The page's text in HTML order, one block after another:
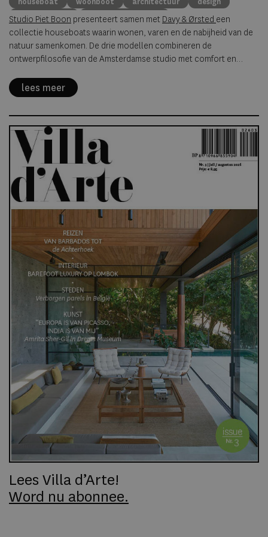
Davy & Ørsted
wonen op het water
Studio Piet Boon presenteert samen met Davy & Ørsted een
collectie houseboats waarin wonen, varen en de nabijheid van de
natuur samenkomen. De drie modellen combineren de
ontwerpfilosofie van de Amsterdamse studio met comfort en
lees meer
Lees Villa d’Arte!
Word nu abonnee.